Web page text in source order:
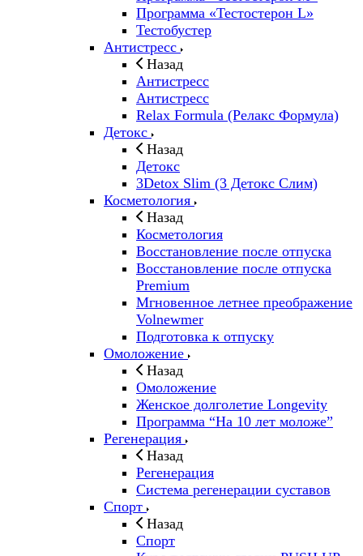
Программа «Тестостерон L»
Тестобустер
Антистресс
Назад
Антистресс
Антистресс
Relax Formula (Релакс Формула)
Детокс
Назад
Детокс
3Detox Slim (3 Детокс Слим)
Косметология
Назад
Косметология
Восстановление после отпуска
Восстановление после отпуска
Premium
Мгновенное летнее преображение
Volnewmer
Подготовка к отпуску
Омоложение
Назад
Омоложение
Женское долголетие Longevity
Программа “На 10 лет моложе”
Регенерация
Назад
Регенерация
Система регенерации суставов
Спорт
Назад
Спорт